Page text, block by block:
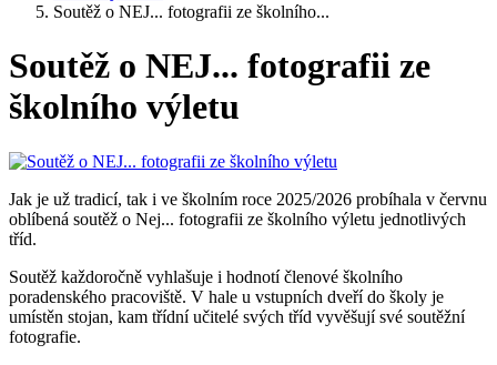
Soutěž o NEJ... fotografii ze školního...
Soutěž o NEJ... fotografii ze
školního výletu
Jak je už tradicí, tak i ve školním roce 2025/2026 probíhala v červnu
oblíbená soutěž o Nej... fotografii ze školního výletu jednotlivých
tříd.
Soutěž každoročně vyhlašuje i hodnotí členové školního
poradenského pracoviště. V hale u vstupních dveří do školy je
umístěn stojan, kam třídní učitelé svých tříd vyvěšují své soutěžní
fotografie.